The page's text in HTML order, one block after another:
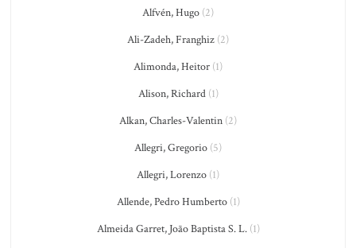
Alfvén, Hugo (2)
Ali-Zadeh, Franghiz (2)
Alimonda, Heitor (1)
Alison, Richard(1)
Alkan, Charles-Valentin (2)
Allegri, Gregorio (5)
Allegri, Lorenzo (1)
Allende, Pedro Humberto(1)
Almeida Garret, João Baptista S. L.(1)